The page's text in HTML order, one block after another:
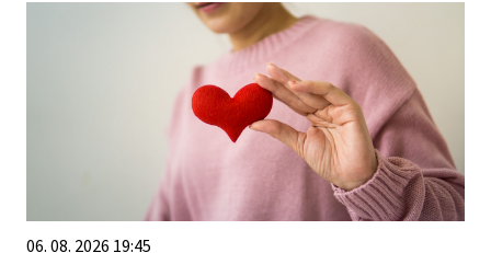
06. 08. 2026 19:45